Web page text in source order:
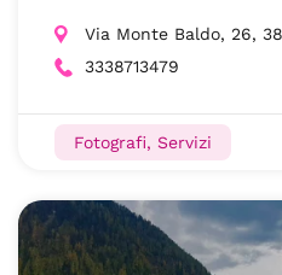
Via Monte Baldo, 26,
3338713479
Fotografi, Servizi